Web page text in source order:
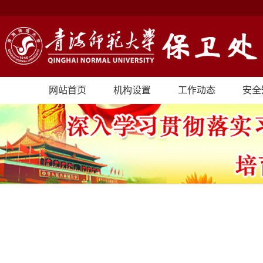
网站首页 机构设置 工作动态 安